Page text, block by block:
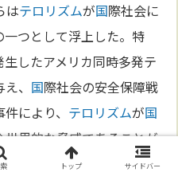
はテロリズムが国際社会に
つとして浮上した。特
生したアメリカ同時多発テ
、 国際社会の安全保障戦
により、 テロリズムが国
界的な脅威であることが
、この新たな脅威に対処す
トップ サイドバー